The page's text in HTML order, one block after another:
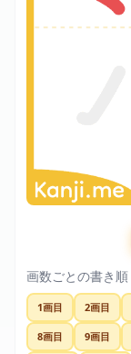
画数ごとの書き順
1画目 2画目
8画目 9画目